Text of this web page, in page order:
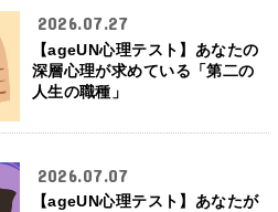
2026.07.27
【ageUN心理テスト】あなたの
深層心理が求めている「第二の
人生の職種」
2026.07.07
【ageUN心理テスト】あなたが